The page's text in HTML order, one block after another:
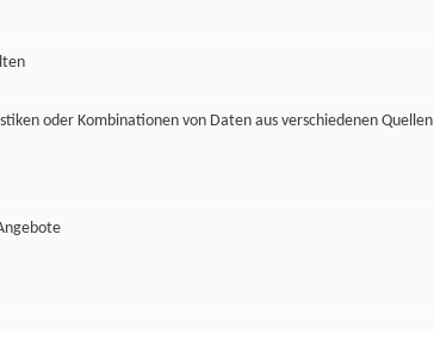
oder Kombinationen von Daten aus verschiedenen Quellen